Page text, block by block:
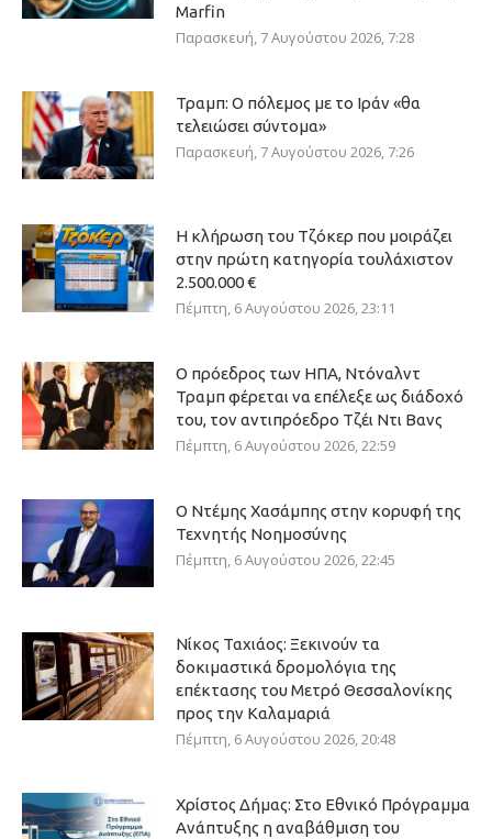
Marfin
Παρασκευή, 7 Αυγούστου 2026, 7:28
Τραμπ: Ο πόλεμος με το Ιράν «θα
τελειώσει σύντομα»
Παρασκευή, 7 Αυγούστου 2026, 7:26
Η κλήρωση του Τζόκερ που μοιράζει
στην πρώτη κατηγορία τουλάχιστον
2.500.000 €
Πέμπτη, 6 Αυγούστου 2026, 23:11
Ο πρόεδρος των ΗΠΑ, Ντόναλντ
Τραμπ φέρεται να επέλεξε ως διάδοχό
του, τον αντιπρόεδρο Τζέι Ντι Βανς
Πέμπτη, 6 Αυγούστου 2026, 22:59
Ο Ντέμης Χασάμπης στην κορυφή της
Τεχνητής Νοημοσύνης
Πέμπτη, 6 Αυγούστου 2026, 22:45
Νίκος Ταχιάος: Ξεκινούν τα
δοκιμαστικά δρομολόγια της
επέκτασης του Μετρό Θεσσαλονίκης
προς την Καλαμαριά
Πέμπτη, 6 Αυγούστου 2026, 20:48
Χρίστος Δήμας: Στο Εθνικό Πρόγραμμα
Ανάπτυξης η αναβάθμιση του